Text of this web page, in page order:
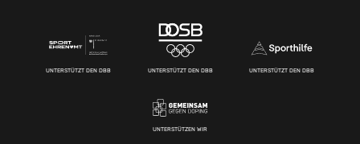
UNTERSTÜTZT DEN DBB UNTERSTÜTZT DEN DBB UNTERSTÜTZT DEN DBB
UNTERSTÜTZEN WIR